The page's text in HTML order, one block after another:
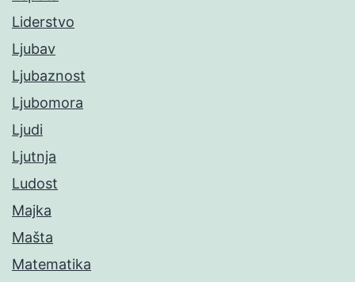
Liderstvo
Ljubav
Ljubaznost
Ljubomora
Ljudi
Ljutnja
Ludost
Majka
Mašta
Matematika